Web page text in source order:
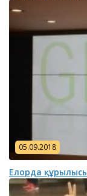
05.09.2018
Елорда